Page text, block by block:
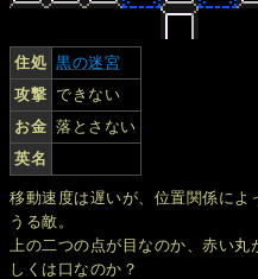
住処 黒の迷宮
攻撃 できない
お金 落とさない
英名
移動速度は遅いが、位置関係によ
うる敵。
上の二つの点が目なのか、赤い
しくは口なのか？